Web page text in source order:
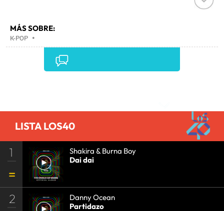
MÁS SOBRE:
K-POP •
LISTA LOS40
1
Shakira & Burna Boy
Dai dai
2
Danny Ocean
Partidazo